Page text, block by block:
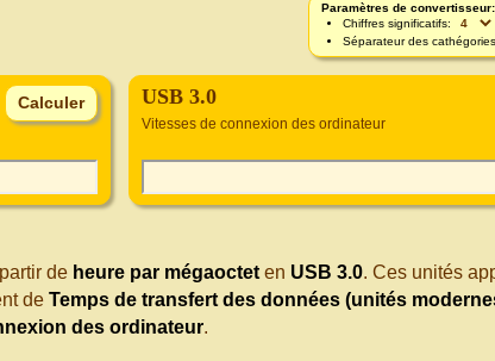
Paramètres de convertisseur:
Chiffres significatifs:
Séparateur des
USB 3.0
Vitesses de connexion des ordinateur
de heure par mégaoctet en USB 3.0. Ces unités
de Temps de transfert des données (unités
des ordinateur.